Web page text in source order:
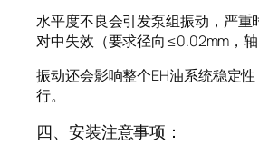
水平度不良会引发泵组振动，严重
对中失效（要求径向≤0.02mm，轴
振动还会影响整个EH油系统稳定
行。
四、安装注意事项：